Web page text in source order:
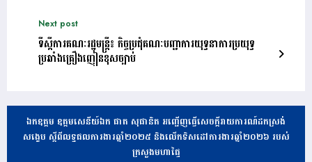
Next post
ទីស្ដីការគណៈរដ្ឋមន្ត្រី៖ កិច្ចប្រជុំគណៈបញ្ជាការយុទ្ធនាការប្រយុទ្ធ
ប្រឆាំងគ្រឿងញៀនខុសច្បាប់
ឯកឧត្តម ឧត្តមសេនីយ៍ឯក ផាត សុផានិត អញ្ជើញធ្វើសេចក្តីរាយការណ៍ដកស្រង់
សង្ខេប ស្តីពីលទ្ធផលការងារឆ្នាំ២០២៥ និងលើកទិសដៅការងារឆ្នាំ២០២៦ របស់
ក្រសួងមហាផ្ទៃ